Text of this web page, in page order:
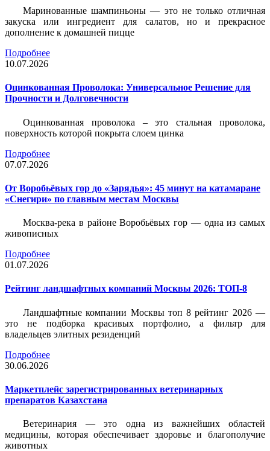
Маринованные шампиньоны — это не только отличная
закуска или ингредиент для салатов, но и прекрасное
дополнение к домашней пицце
Подробнее
10.07.2026
Оцинкованная Проволока: Универсальное Решение для
Прочности и Долговечности
Оцинкованная проволока – это стальная проволока,
поверхность которой покрыта слоем цинка
Подробнее
07.07.2026
От Воробьёвых гор до «Зарядья»: 45 минут на катамаране
«Снегири» по главным местам Москвы
Москва-река в районе Воробьёвых гор — одна из самых
живописных
Подробнее
01.07.2026
Рейтинг ландшафтных компаний Москвы 2026: ТОП-8
Ландшафтные компании Москвы топ 8 рейтинг 2026 —
это не подборка красивых портфолио, а фильтр для
владельцев элитных резиденций
Подробнее
30.06.2026
Маркетплейс зарегистрированных ветеринарных
препаратов Казахстана
Ветеринария — это одна из важнейших областей
медицины, которая обеспечивает здоровье и благополучие
животных